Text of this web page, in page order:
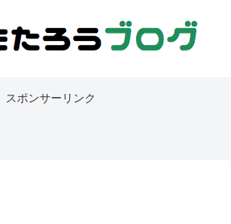
スポンサーリンク